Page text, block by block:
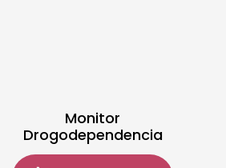
Monitor
Drogodependencia